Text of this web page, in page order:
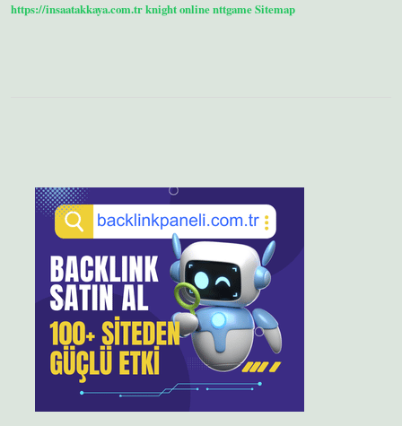
https://insaatakkaya.com.trknight onlinenttgameSitemap